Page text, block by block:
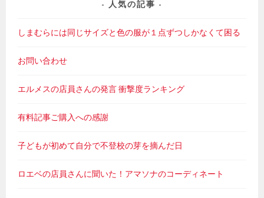
人気の記事
しまむらには同じサイズと色の服が１点ずつしかなくて困る
お問い合わせ
エルメスの店員さんの発言 衝撃度ランキング
有料記事ご購入への感謝
子どもが初めて自分で不登校の芽を摘んだ日
ロエベの店員さんに聞いた！アマソナのコーディネート